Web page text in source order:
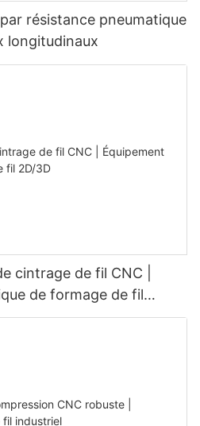
résistance pneumatique
longitudinaux
cintrage de fil CNC |
de formage de fil